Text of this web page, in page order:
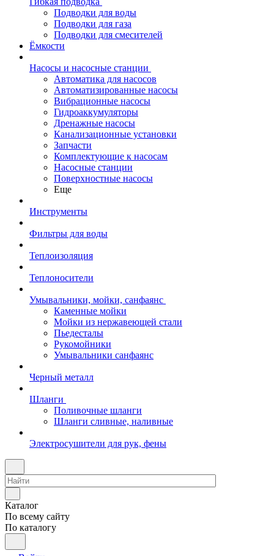
Подводки для воды
Подводки для газа
Подводки для смесителей
Ёмкости
Насосы и насосные станции
Автоматика для насосов
Автоматизированные насосы
Вибрационные насосы
Гидроаккумуляторы
Дренажные насосы
Канализационные установки
Запчасти
Комплектующие к насосам
Насосные станции
Поверхностные насосы
Еще
Инструменты
Фильтры для воды
Теплоизоляция
Теплоносители
Умывальники, мойки, санфаянс
Каменные мойки
Мойки из нержавеющей стали
Пьедесталы
Рукомойники
Умывальники санфаянс
Черный металл
Шланги
Поливочные шланги
Шланги сливные, наливные
Электросушители для рук, фены
Каталог
По всему сайту
По каталогу